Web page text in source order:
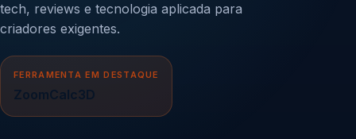
tech, reviews e tecnologia aplicada para
criadores exigentes.
FERRAMENTA EM DESTAQUE
ZoomCalc3D